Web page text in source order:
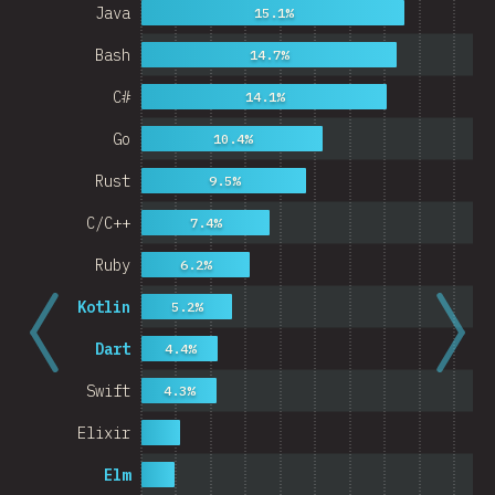
Elm
Elixir
Swift
Dart
Kotlin
Ruby
C/C++
Rust
Go
C#
Bash
Java
4.3%
4.4%
5.2%
6.2%
7.4%
9.5%
10.4%
14.1%
14.7%
15.1%